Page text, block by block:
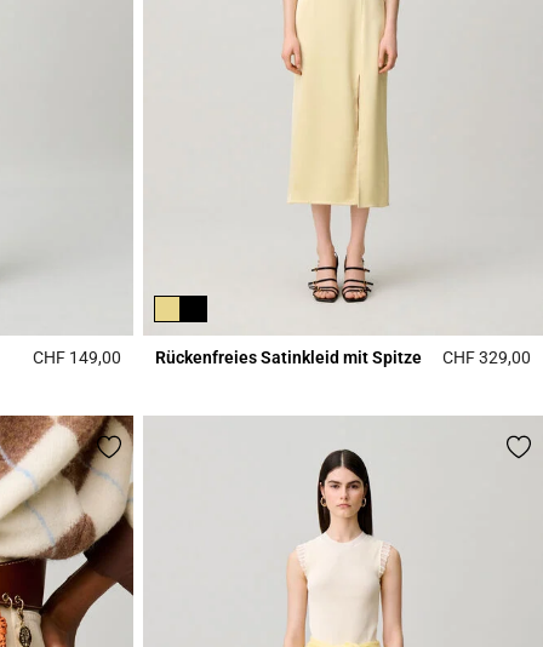
CHF 149,00 4.5 out of 5 Customer Rating
Rückenfreies Satinkleid mit Spitze CHF 329,00